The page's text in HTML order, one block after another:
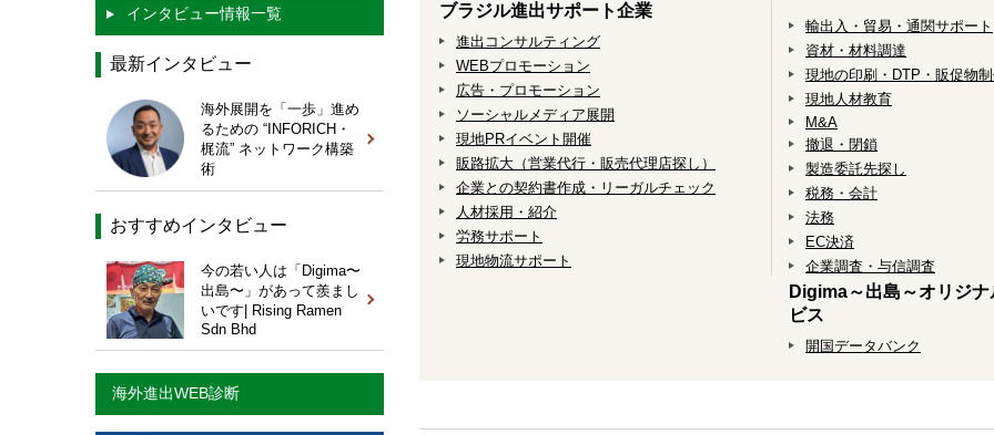
ブラジル進出サポート企業
進出コンサルティング
WEBプロモーション
広告・プロモーション
ソーシャルメディア展開
現地PRイベント開催
販路拡大（営業代行・販売代理店探し）
企業との契約書作成・リーガルチェック
人材採用・紹介
労務サポート
現地物流サポート
輸出入・貿易・通関サポート
資材・材料調達
現地の印刷・DTP・販促物
現地人材教育
M&A
撤退・閉鎖
製造委託先探し
税務・会計
法務
EC決済
企業調査・与信調査
Digima～出島～オリジ
ビス
開国データバンク
インタビュー情報一覧
最新インタビュー
海外展開を「一歩」進め
るための “INFORICH・
梶流” ネットワーク構築
術
おすすめインタビュー
今の若い人は「Digima〜
出島〜」があって羨まし
いです| Rising Ramen
Sdn Bhd
海外進出WEB診断